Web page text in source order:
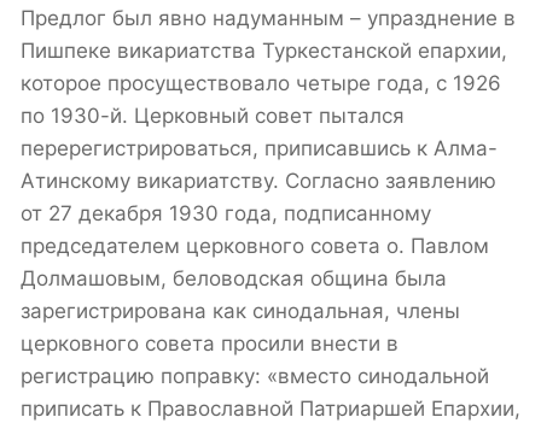
Предлог был явно надуманным – упразднение в
Пишпеке викариатства Туркестанской епархии,
которое просуществовало четыре года, с 1926
по 1930-й. Церковный совет пытался
перерегистрироваться, приписавшись к Алма-
Атинскому викариатству. Согласно заявлению
от 27 декабря 1930 года, подписанному
председателем церковного совета о. Павлом
Долмашовым, беловодская община была
зарегистрирована как синодальная, члены
церковного совета просили внести в
регистрацию поправку: «вместо синодальной
приписать к Православной Патриаршей Епархии,